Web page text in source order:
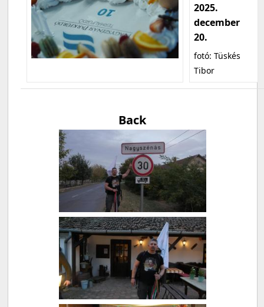
2025.
december
20.
fotó: Tüskés
Tibor
Back